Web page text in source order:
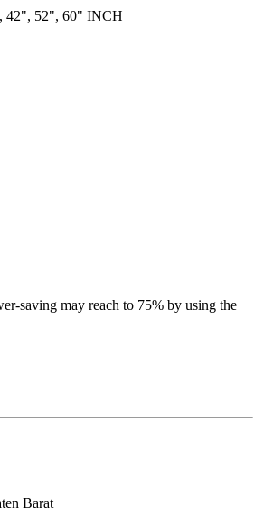
42", 52", 60" INCH
saving may reach to 75% by using the
Barat